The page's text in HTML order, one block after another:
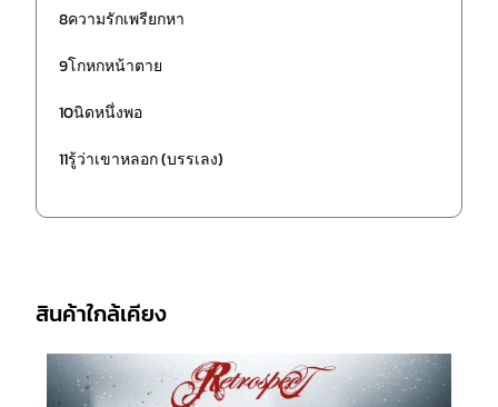
8ความรักเพรียกหา
9โกหกหน้าตาย
10นิดหนึ่งพอ
11รู้ว่าเขาหลอก (บรรเลง)
สินค้าใกล้เคียง